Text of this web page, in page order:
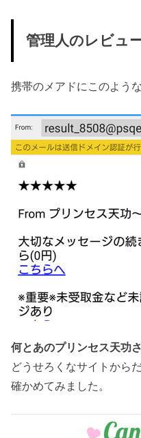
管理人のレビュ
携帯のメアドにこのよう
何とあのプリンセス天功
どうせろくなサイトから
確かめてみました。